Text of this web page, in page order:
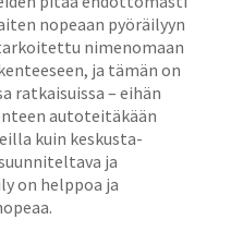
nopeaan pyöräilyyn
nimenomaan
ja tämän on
ratkaisuissa – eihän
autoteitäkään
kuin keskusta-
ja
on helppoa ja